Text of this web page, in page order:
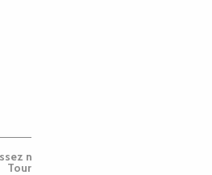
Tourisme